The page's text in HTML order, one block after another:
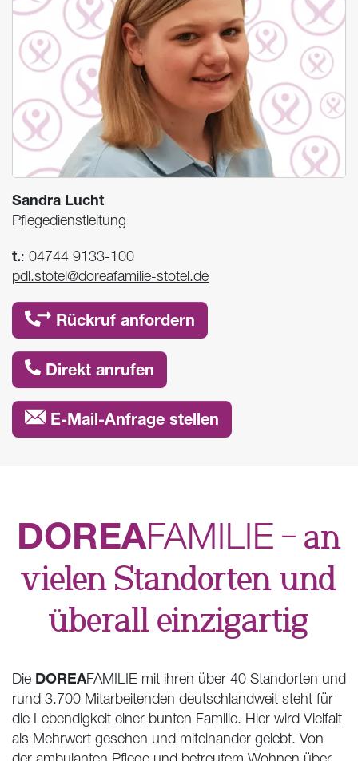
Sandra Lucht
Pflegedienstleitung
t.: 04744 9133-100
pdl.stotel@doreafamilie-stotel.de
Rückruf anfordern
Direkt anrufen
E-Mail-Anfrage stellen
DOREAFAMILIE – an
vielen Standorten und
überall einzigartig
Die DOREAFAMILIE mit ihren über 40 Standorten und
rund 3.700 Mitarbeitenden deutschlandweit steht für
die Lebendigkeit einer bunten Familie. Hier wird Vielfalt
als Mehrwert gesehen und miteinander gelebt. Von